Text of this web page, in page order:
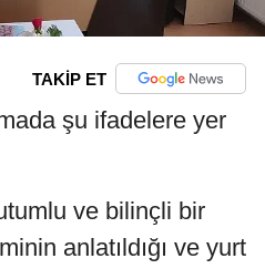
TAKİP ET
şu ifadelere yer
ve bilinçli bir
anlatıldığı ve yurt